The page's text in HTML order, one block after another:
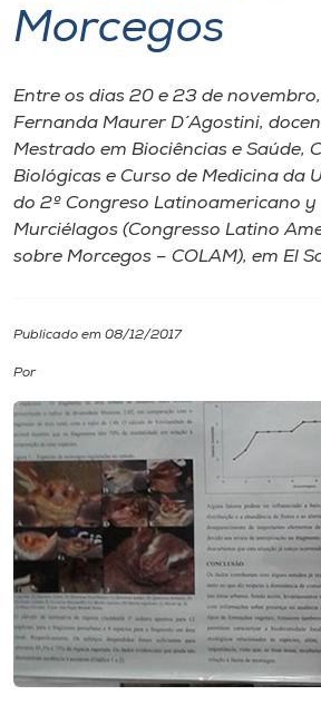
Unoesc
Internacionalização
I.nova
Diplomados
Biblioteca
Editora
Rádio
Museu
Unoesc
Morcegos
Entre os dias 20 e 23 de
Fernanda Maurer D´Agostini,
Mestrado em Biociências e Saúde,
Biológicas e Curso de Medicina da
do 2º Congreso Latinoamericano y
Murciélagos (Congresso Latino
sobre Morcegos – COLAM), em El
Publicado em 08/12/2017
Por